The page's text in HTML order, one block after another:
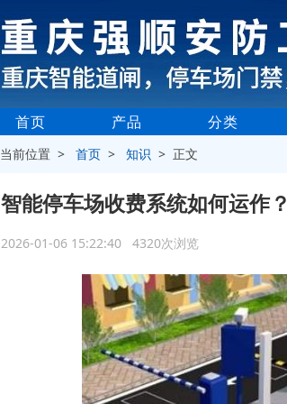
首页 产品 分类
当前位置 >首页 >知识 > 正文
智能停车场收费系统如何运作？
2026-01-06 15:22:40 4320次浏览